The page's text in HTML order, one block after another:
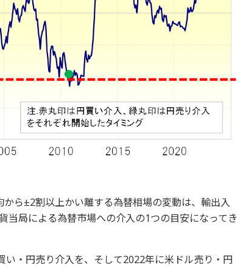
ら±2割以上かい離する為替相場の変動は、輸出入
当局による為替市場への介入の1つの目安になってき
・円売り介入を、そして2022年に米ドル売り・円